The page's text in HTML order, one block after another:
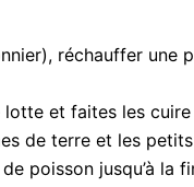
réchauffer une
et faites les
de terre et les
poisson jusqu’à la